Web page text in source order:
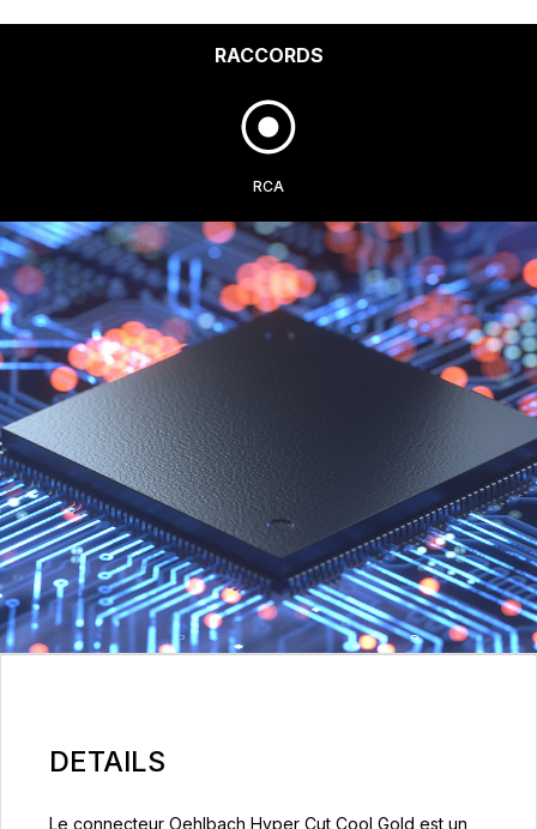
RACCORDS
RCA
DETAILS
Le connecteur Oehlbach Hyper Cut Cool Gold est un